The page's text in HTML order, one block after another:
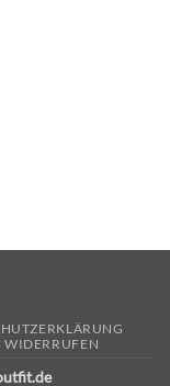
WIDERRUFEN